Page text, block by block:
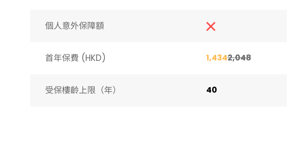
個人意外保障額
首年保費 (HKD) 1,4342,048
受保樓齡上限（年）​ 40